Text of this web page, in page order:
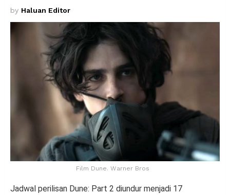
by Haluan Editor
Film Dune. Warner Bros
Jadwal perilisan Dune: Part 2 diundur menjadi 17